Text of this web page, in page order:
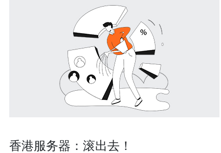
香港服务器：滚出去！